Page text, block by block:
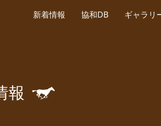
新着情報 協和DB ギャラリ
報 🐎